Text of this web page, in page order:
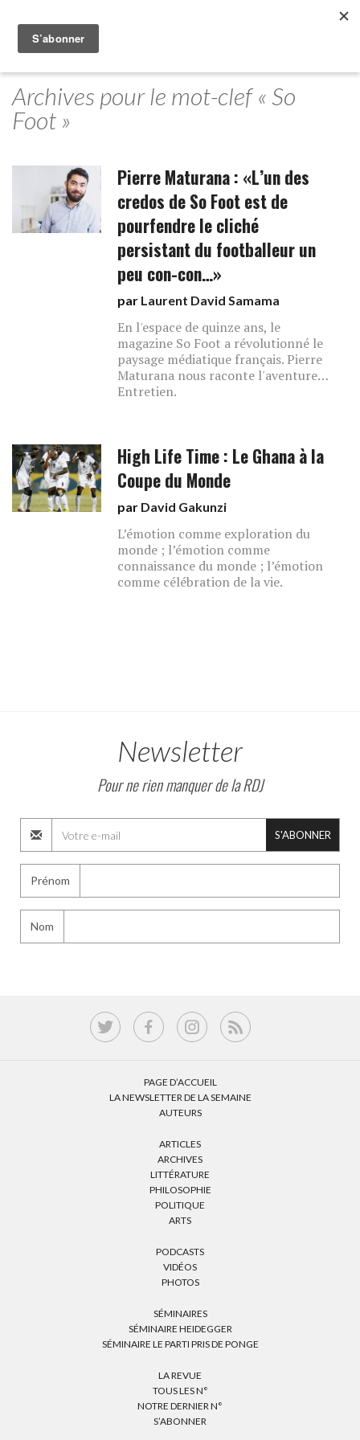
Archives pour le mot-clef « So
Foot »
Pierre Maturana : «L’un des
credos de So Foot est de
pourfendre le cliché
persistant du footballeur un
peu con-con…»
par Laurent David Samama
En l'espace de quinze ans, le
magazine So Foot a révolutionné le
paysage médiatique français. Pierre
Maturana nous raconte l'aventure…
Entretien.
High Life Time : Le Ghana à la
Coupe du Monde
par David Gakunzi
L’émotion comme exploration du
monde ; l’émotion comme
connaissance du monde ; l’émotion
comme célébration de la vie.
Newsletter
Pour ne rien manquer de la RDJ
S'ABONNER
Prénom
Nom
PAGE D’ACCUEIL
LA NEWSLETTER DE LA SEMAINE
AUTEURS
ARTICLES
ARCHIVES
LITTÉRATURE
PHILOSOPHIE
POLITIQUE
ARTS
PODCASTS
VIDÉOS
PHOTOS
SÉMINAIRES
SÉMINAIRE HEIDEGGER
SÉMINAIRE LE PARTI PRIS DE PONGE
LA REVUE
TOUS LES N°
NOTRE DERNIER N°
S’ABONNER